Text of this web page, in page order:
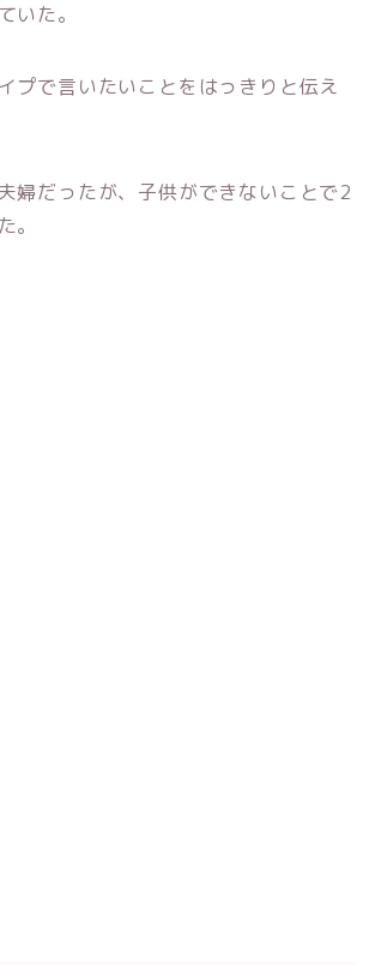
いた。
プで言いたいことをはっきりと伝え
婦だったが、子供ができないことで2
。